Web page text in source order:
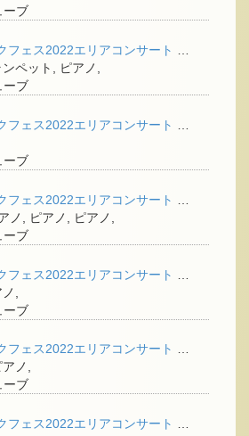
ーブ
ペット, ピアノ,
ーブ
ーブ
ノ, ピアノ, ピアノ,
ーブ
,
ーブ
丸の内ミュージックフェス2022エリアコンサート ＜バンドネオン・ライブ！＞
ノ,
ーブ